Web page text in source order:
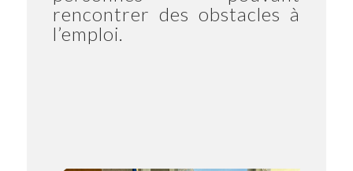
rencontrer des obstacles à
l’emploi.